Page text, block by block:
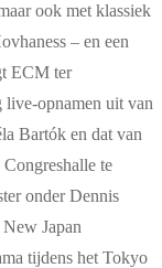
ook met klassiek
– en een
ECM ter
live-opnamen uit van
Bartók en dat van
te
onder Dennis
Japan
tijdens het Tokyo